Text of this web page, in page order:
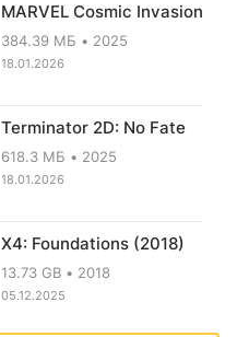
MARVEL Cosmic Invasion
384.39 МБ 2025
18.01.2026
Terminator 2D: No Fate
618.3 МБ 2025
18.01.2026
X4: Foundations (2018)
13.73 GB 2018
05.12.2025